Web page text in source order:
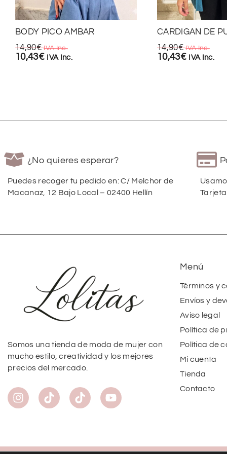
BODY PICO AMBAR
14,90€ IVA Inc.
10,43€ IVA Inc.
CARDIGAN DE
14,90€ IVA Inc.
10,43€ IVA Inc.
¿No quieres esperar?
Puedes recoger tu pedido en: C/ Melchor de
Macanaz, 12 Bajo Local – 02400 Hellín
Somos una tienda de moda de mujer con
mucho estilo, creatividad y los mejores
precios del mercado.
Menú
Términos y
Envíos y
Aviso legal
Política de
Política de
Mi cuenta
Tienda
Contacto